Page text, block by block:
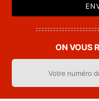
ON VOUS